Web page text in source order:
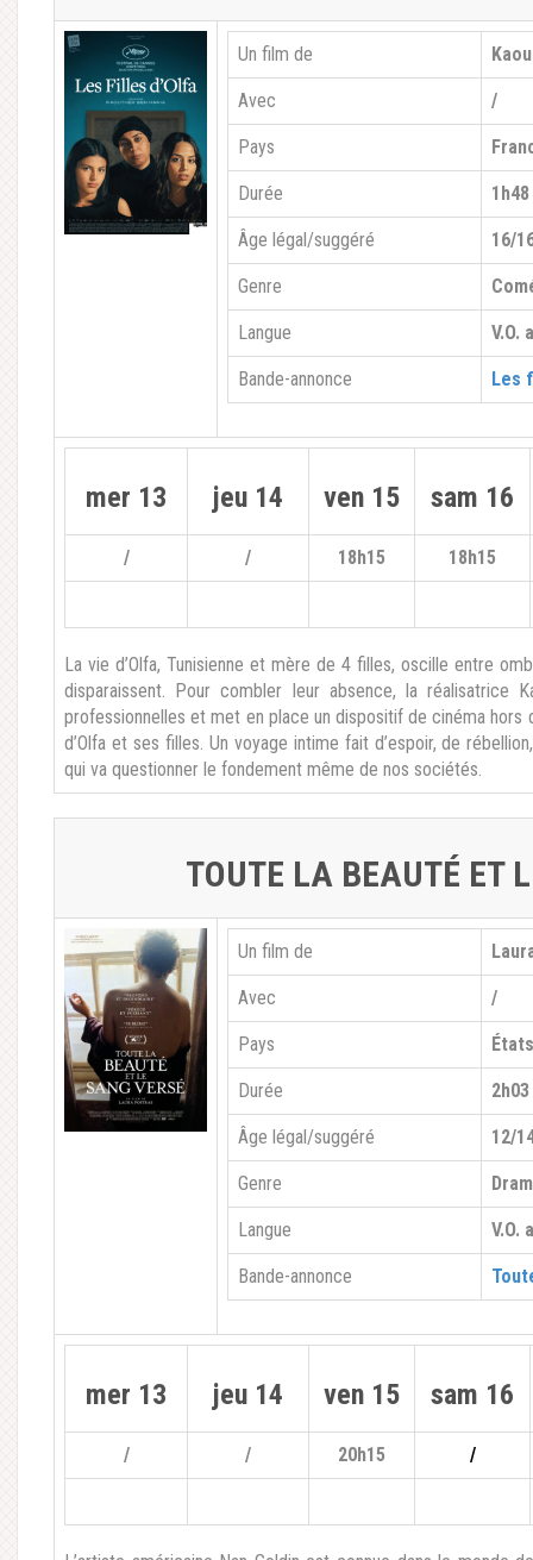
Un film de
Avec /
Pays
Durée 1h48
Âge légal/suggéré 16/
Genre
Langue V.O.
Bande-annonce Les
mer 13 jeu 14 ven 15 sam 16
/ / 18h15 18h15
La vie d’Olfa, Tunisienne et mère de 4 filles, oscille entre
disparaissent. Pour combler leur absence, la réalisatrice
professionnelles et met en place un dispositif de cinéma hors
d’Olfa et ses filles. Un voyage intime fait d’espoir, de
qui va questionner le fondement même de nos sociétés.
TOUTE LA BEAUTÉ ET
Un film de
Avec /
Pays
Durée 2h03
Âge légal/suggéré 12/
Genre
Langue
Bande-annonce
mer 13 jeu 14 ven 15 sam 16
/ / 20h15 /